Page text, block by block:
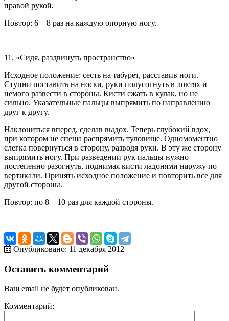
правой рукой.
Повтор: 6—8 раз на каждую опорную ногу.
11. «Сидя, раздвинуть пространство»
Исходное положение: сесть на табурет, расставив ноги.
Ступни поставить на носки, руки полусогнуть в локтях и
немого развести в стороны. Кисти сжать в кулак, но не
сильно. Указательные пальцы выпрямить по направлению
друг к другу.
Наклониться вперед, сделав выдох. Теперь глубокий вдох,
при котором не спеша распрямить туловище. Одномоментно
слегка повернуться в сторону, разводя руки. В эту же сторону
выпрямить ногу. При разведении рук пальцы нужно
постепенно разогнуть, поднимая кисти ладонями наружу по
вертикали. Принять исходное положение и повторить все для
другой стороны.
Повтор: по 8—10 раз для каждой стороны.
Опубликовано: 11 декабря 2012
Оставить комментарий
Ваш email не будет опубликован.
Комментарий: